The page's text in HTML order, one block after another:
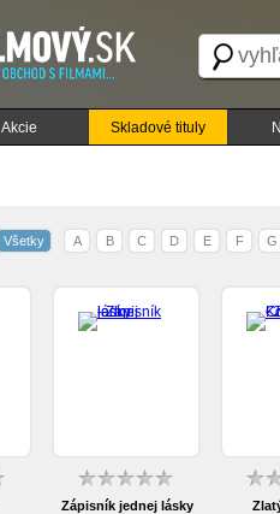
Akcie Skladové tituly
Všetky A B C D E F G
Zápisník jednej lásky